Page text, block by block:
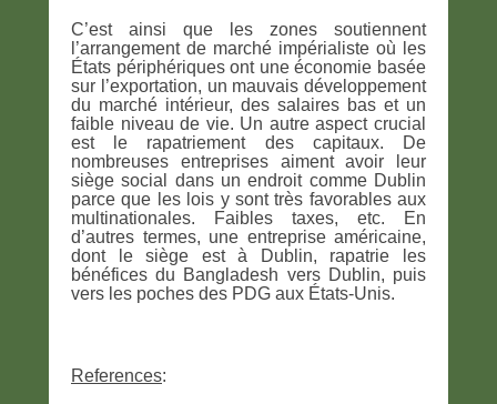
C’est ainsi que les zones soutiennent
l’arrangement de marché impérialiste où les
États périphériques ont une économie basée
sur l’exportation, un mauvais développement
du marché intérieur, des salaires bas et un
faible niveau de vie. Un autre aspect crucial
est le rapatriement des capitaux. De
nombreuses entreprises aiment avoir leur
siège social dans un endroit comme Dublin
parce que les lois y sont très favorables aux
multinationales. Faibles taxes, etc. En
d’autres termes, une entreprise américaine,
dont le siège est à Dublin, rapatrie les
bénéfices du Bangladesh vers Dublin, puis
vers les poches des PDG aux États-Unis.
References: